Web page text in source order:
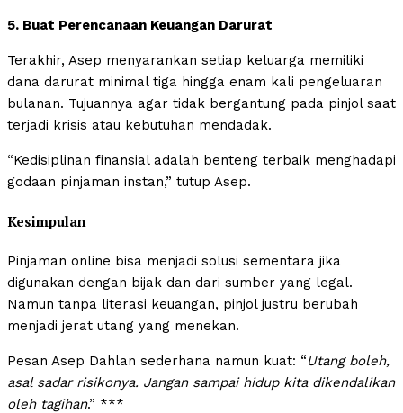
5. Buat Perencanaan Keuangan Darurat
Terakhir, Asep menyarankan setiap keluarga memiliki
dana darurat minimal tiga hingga enam kali pengeluaran
bulanan. Tujuannya agar tidak bergantung pada pinjol saat
terjadi krisis atau kebutuhan mendadak.
“Kedisiplinan finansial adalah benteng terbaik menghadapi
godaan pinjaman instan,” tutup Asep.
Kesimpulan
Pinjaman online bisa menjadi solusi sementara jika
digunakan dengan bijak dan dari sumber yang legal.
Namun tanpa literasi keuangan, pinjol justru berubah
menjadi jerat utang yang menekan.
Pesan Asep Dahlan sederhana namun kuat: “Utang boleh,
asal sadar risikonya. Jangan sampai hidup kita dikendalikan
oleh tagihan.” ***